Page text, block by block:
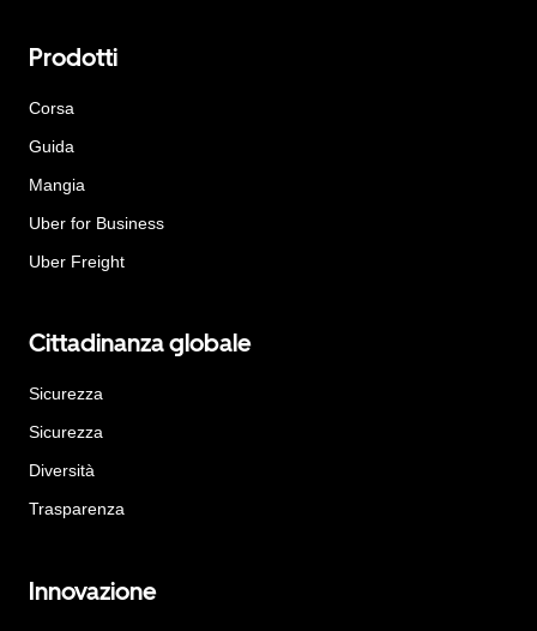
Prodotti
Corsa
Guida
Mangia
Uber for Business
Uber Freight
Cittadinanza globale
Sicurezza
Sicurezza
Diversità
Trasparenza
Innovazione